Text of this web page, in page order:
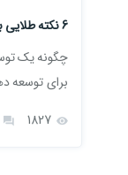
6 نکته طلایی برای تبدیل شدن به یک توسعه دهنده Full Stack
چگونه یک
برای توسعه